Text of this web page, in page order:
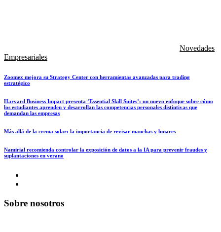
Novedades
Empresariales
Zoomex mejora su Strategy Center con herramientas avanzadas para trading
estratégico
Harvard Business Impact presenta ‘Essential Skill Suites’: un nuevo enfoque sobre cómo
los estudiantes aprenden y desarrollan las competencias personales distintivas que
demandan las empresas
Más allá de la crema solar: la importancia de revisar manchas y lunares
Namirial recomienda controlar la exposición de datos a la IA para prevenir fraudes y
suplantaciones en verano
Sobre nosotros